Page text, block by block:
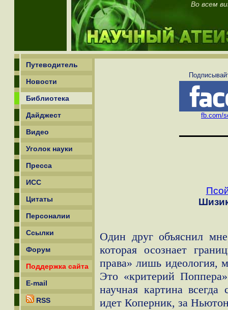
Во всем
Путеводитель
Новости
Библиотека
Дайджест
Видео
Уголок науки
Пресса
ИСС
Цитаты
Персоналии
Ссылки
Форум
Поддержка сайта
E-mail
RSS
fb.com/
Один друг объяснил
которая осознает
права» лишь идеология,
Это «критерий
научная картина
идет Коперник, за